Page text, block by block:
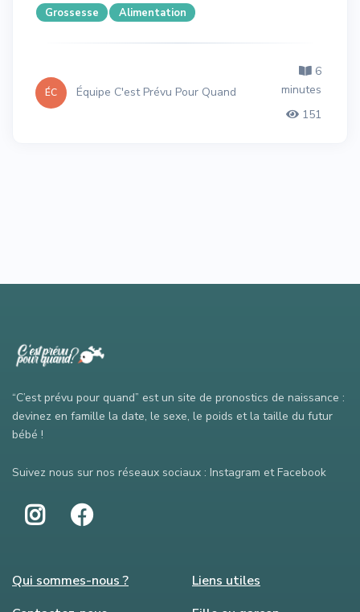
Grossesse Alimentation
ÉC Équipe C'est Prévu Pour Quand
6
minutes
151
“C’est prévu pour quand” est un site de pronostics de naissance :
devinez en famille la date, le sexe, le poids et la taille du futur
bébé !
Suivez nous sur nos réseaux sociaux : Instagram et Facebook
Qui sommes-nous ?
Liens utiles